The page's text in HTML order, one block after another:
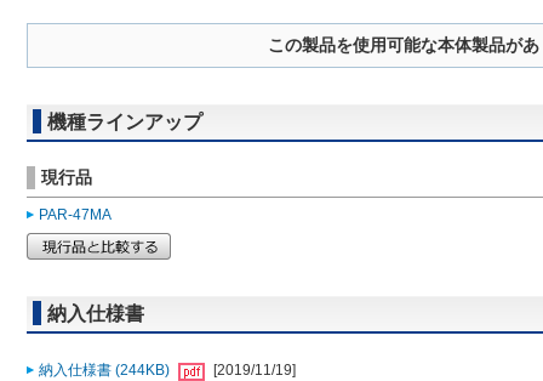
この製品を使用可能な本体製品が
機種ラインアップ
現行品
PAR-47MA
納入仕様書
納入仕様書 (244KB) [2019/11/19]